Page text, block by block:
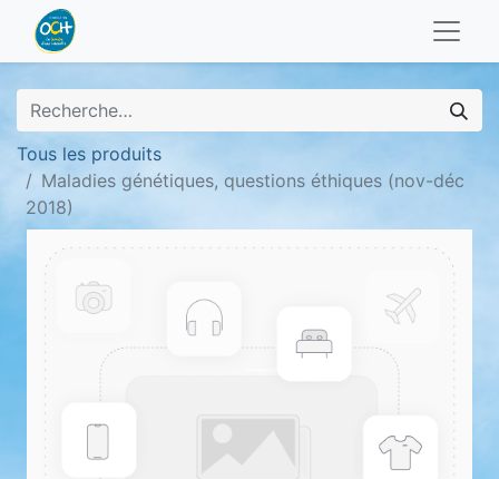
Tous les produits
Maladies génétiques, questions éthiques (nov-déc
2018)